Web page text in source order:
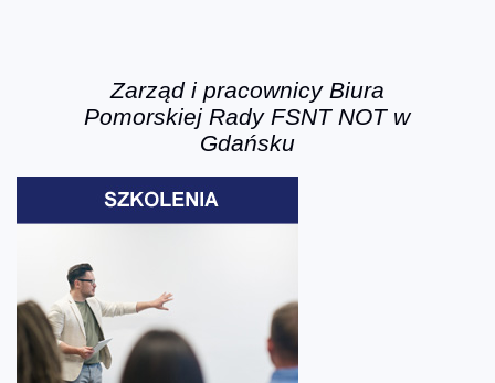
Zarząd i pracownicy Biura
Pomorskiej Rady FSNT NOT w
Gdańsku